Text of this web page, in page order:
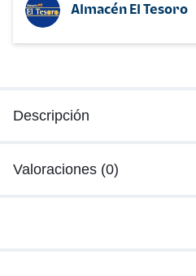
Almacén El Tesoro
Descripción
Valoraciones (0)